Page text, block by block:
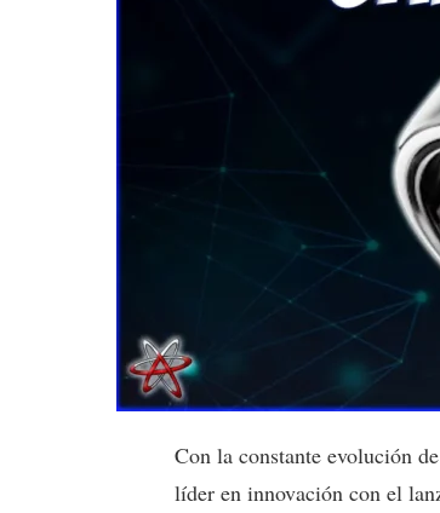
Con la constante evolución
líder en innovación con el